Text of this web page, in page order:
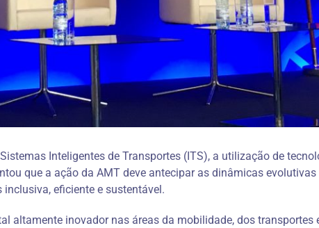
Inteligentes de Transportes (ITS), a utilização de
que a ação da AMT deve antecipar as dinâmicas
eficiente e sustentável.​
altamente inovador nas áreas da mobilidade, dos